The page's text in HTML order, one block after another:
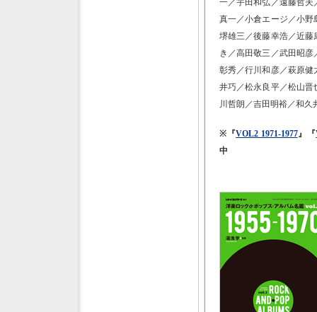
一／宇田和弘／遠藤哲
真一／小倉エージ／小
堺雄三／後藤幸浩／近
き／高田敬三／武田昭
彰秀／行川和彦／萩原
井巧／松永良平／松山
川哲朗／吉田明裕／和久
※『VOL2 1971-1977』『
中